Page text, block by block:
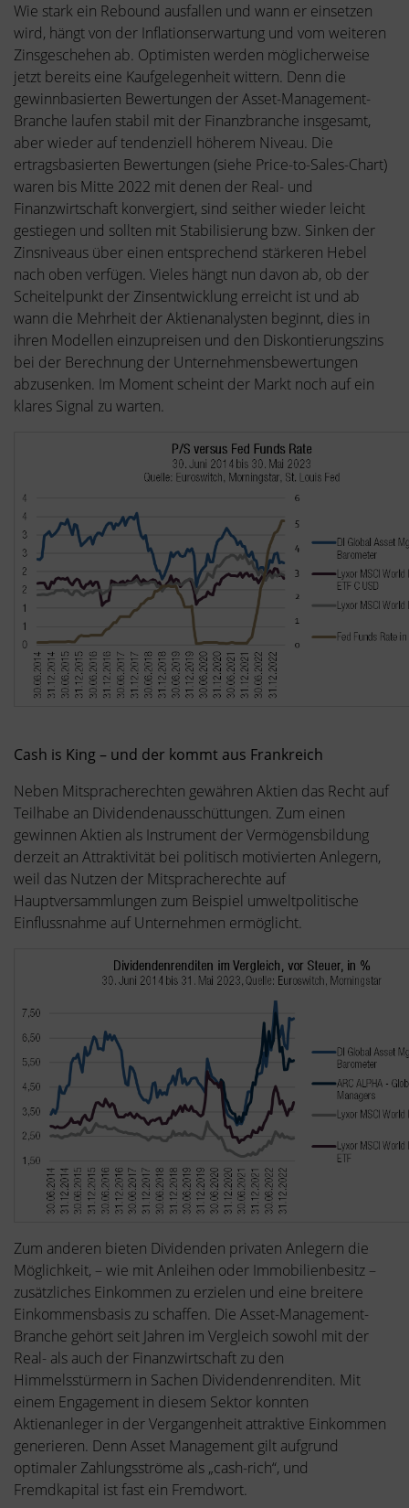
Wie stark ein Rebound ausfallen und wann er einsetzen
wird, hängt von der Inflationserwartung und vom weiteren
Zinsgeschehen ab. Optimisten werden möglicherweise
jetzt bereits eine Kaufgelegenheit wittern. Denn die
gewinnbasierten Bewertungen der Asset-Management-
Branche laufen stabil mit der Finanzbranche insgesamt,
aber wieder auf tendenziell höherem Niveau. Die
ertragsbasierten Bewertungen (siehe Price-to-Sales-Chart)
waren bis Mitte 2022 mit denen der Real- und
Finanzwirtschaft konvergiert, sind seither wieder leicht
gestiegen und sollten mit Stabilisierung bzw. Sinken der
Zinsniveaus über einen entsprechend stärkeren Hebel
nach oben verfügen. Vieles hängt nun davon ab, ob der
Scheitelpunkt der Zinsentwicklung erreicht ist und ab
wann die Mehrheit der Aktienanalysten beginnt, dies in
ihren Modellen einzupreisen und den Diskontierungszins
bei der Berechnung der Unternehmensbewertungen
abzusenken. Im Moment scheint der Markt noch auf ein
klares Signal zu warten.
Cash is King – und der kommt aus Frankreich
Neben Mitspracherechten gewähren Aktien das Recht auf
Teilhabe an Dividendenausschüttungen. Zum einen
gewinnen Aktien als Instrument der Vermögensbildung
derzeit an Attraktivität bei politisch motivierten Anlegern,
weil das Nutzen der Mitspracherechte auf
Hauptversammlungen zum Beispiel umweltpolitische
Einflussnahme auf Unternehmen ermöglicht.
Zum anderen bieten Dividenden privaten Anlegern die
Möglichkeit, – wie mit Anleihen oder Immobilienbesitz –
zusätzliches Einkommen zu erzielen und eine breitere
Einkommensbasis zu schaffen. Die Asset-Management-
Branche gehört seit Jahren im Vergleich sowohl mit der
Real- als auch der Finanzwirtschaft zu den
Himmelsstürmern in Sachen Dividendenrenditen. Mit
einem Engagement in diesem Sektor konnten
Aktienanleger in der Vergangenheit attraktive Einkommen
generieren. Denn Asset Management gilt aufgrund
optimaler Zahlungsströme als „cash-rich“, und
Fremdkapital ist fast ein Fremdwort.